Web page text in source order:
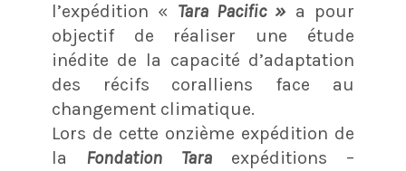
l’expédition « Tara Pacific » a pour
objectif de réaliser une étude
inédite de la capacité d’adaptation
des récifs coralliens face au
changement climatique.
Lors de cette onzième expédition de
la Fondation Taraexpéditions –